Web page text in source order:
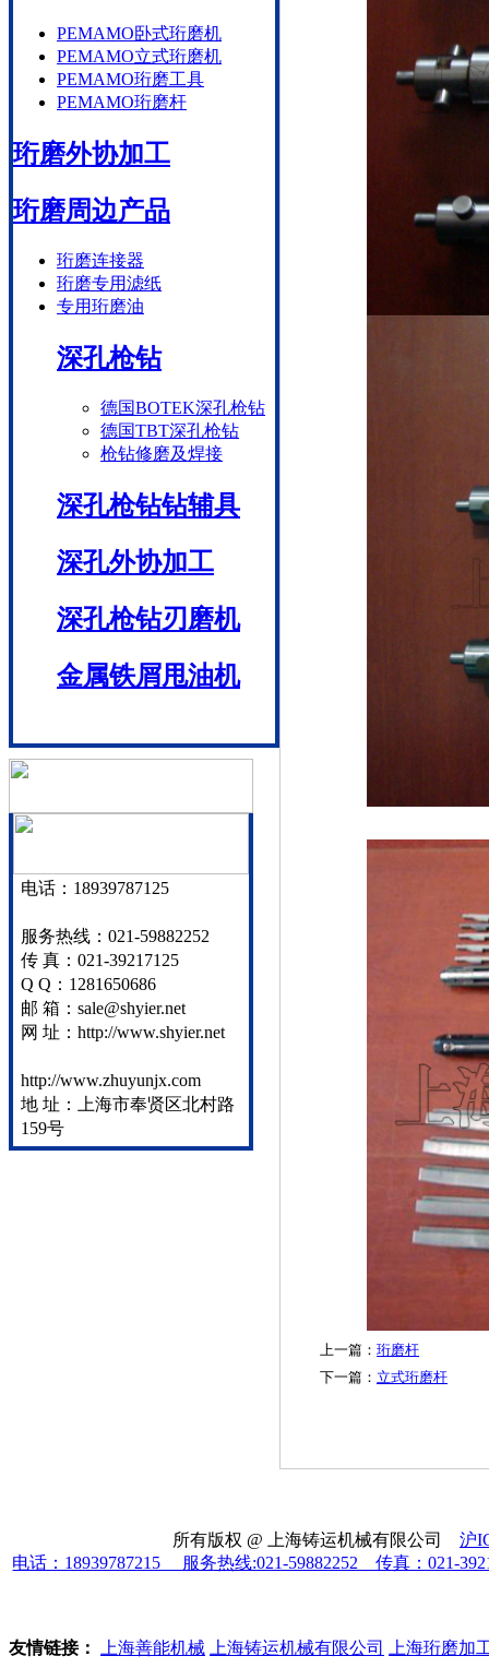
PEMAMO卧式珩磨机
PEMAMO立式珩磨机
PEMAMO珩磨工具
PEMAMO珩磨杆
珩磨外协加工
珩磨周边产品
珩磨连接器
珩磨专用滤纸
专用珩磨油
深孔枪钻
德国BOTEK深孔枪钻
德国TBT深孔枪钻
枪钻修磨及焊接
深孔枪钻钻辅具
深孔外协加工
深孔枪钻刃磨机
金属铁屑甩油机
电话：18939787125
服务热线：021-59882252
传 真：021-39217125
Q Q：1281650686
邮 箱：sale@shyier.net
网 址：http://www.shyier.net
http://www.zhuyunjx.com
地 址：上海市奉贤区北村路
159号
上一篇： 珩磨杆
下一篇： 立式珩磨杆
所有版权 @ 上海铸运机械有限公司 沪
电话：18939787215 服务热线:021-59882252 传真：021-
友情链接： 上海善能机械 上海铸运机械有限公司 上海珩磨加